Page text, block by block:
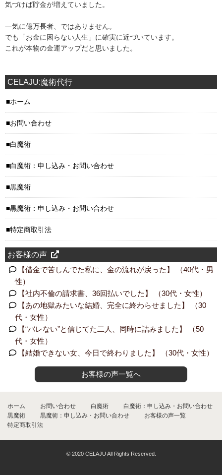
気づけば貯金が増えていました。
一気に億万長者、ではありません。
でも「お金に困らない人生」に確実に近づいています。
これが本物の金運アップだと思いました。
CELAJU:魔術代行
ホーム
お問い合わせ
白魔術
白魔術：申し込み・お問い合わせ
黒魔術
黒魔術：申し込み・お問い合わせ
特定商取引法
お客様の声
【借金で苦しんでた私に、金の流れが戻った】 （40代・男
性）
【社内不倫の請求書、36回払いでした】 （30代・女性）
【あの地獄みたいな結婚、完全に終わらせました】 （30
代・女性）
【“バレない”と信じてた二人、同時に詰みました】 （50
代・女性）
【結婚できない女、今日で終わりました】 （30代・女性）
お客様の声一覧へ
ホーム お問い合わせ 白魔術
白魔術：申し込み・お問い合わせ
黒魔術
黒魔術：申し込み・お問い合わせ
お客様の声一覧
特定商取引法
© 2020 CELAJU All Rights Reserved.